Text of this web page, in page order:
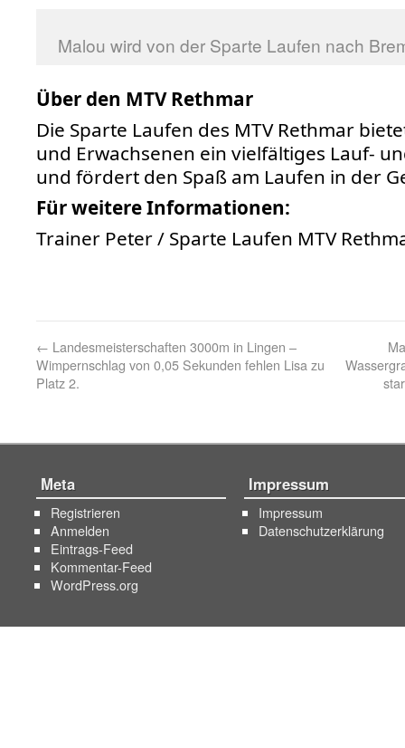
Malou wird von der Sparte Laufen nach
Über den MTV Rethmar
Die Sparte Laufen des MTV Rethmar
und Erwachsenen ein vielfältiges Lauf-
und fördert den Spaß am Laufen in der
Für weitere Informationen:
Trainer Peter / Sparte Laufen MTV
← Landesmeisterschaften 3000m in Lingen –
Wimpernschlag von 0,05 Sekunden fehlen Lisa zu
Platz 2.
Meta
Registrieren
Anmelden
Eintrags-Feed
Kommentar-Feed
WordPress.org
Impressum
Impressum
Datenschutzerklärung